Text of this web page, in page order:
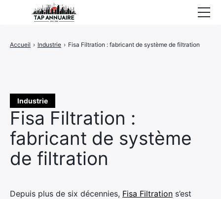
Accueil › Industrie › Fisa Filtration : fabricant de système de filtration
Industrie
Fisa Filtration :
fabricant de système
de filtration
Depuis plus de six décennies, Fisa Filtration s’est